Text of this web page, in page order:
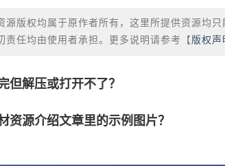
源版权均属于原作者所有，这里所提供资源均
责任均由使用者承担。更多说明请参考【 版权声
但解压或打开不了？
资源介绍文章里的示例图片？